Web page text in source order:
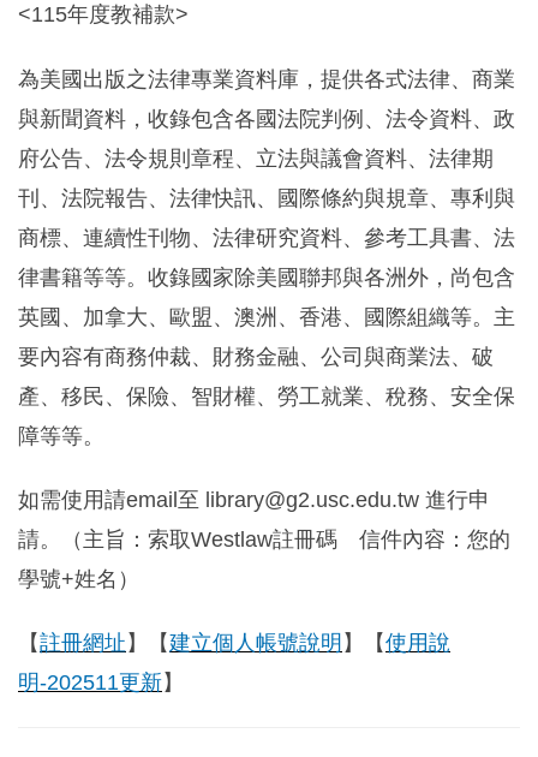
<115年度教補款>
為美國出版之法律專業資料庫，提供各式法律、商業
與新聞資料，收錄包含各國法院判例、法令資料、政
府公告、法令規則章程、立法與議會資料、法律期
刊、法院報告、法律快訊、國際條約與規章、專利與
商標、連續性刊物、法律研究資料、參考工具書、法
律書籍等等。收錄國家除美國聯邦與各洲外，尚包含
英國、加拿大、歐盟、澳洲、香港、國際組織等。主
要內容有商務仲裁、財務金融、公司與商業法、破
產、移民、保險、智財權、勞工就業、稅務、安全保
障等等。
如需使用請email至 library@g2.usc.edu.tw 進行申
請。（主旨：索取Westlaw註冊碼 信件內容：您的
學號+姓名）
【註冊網址 】【建立個人帳號說明 】【使用說
明-202511更新】